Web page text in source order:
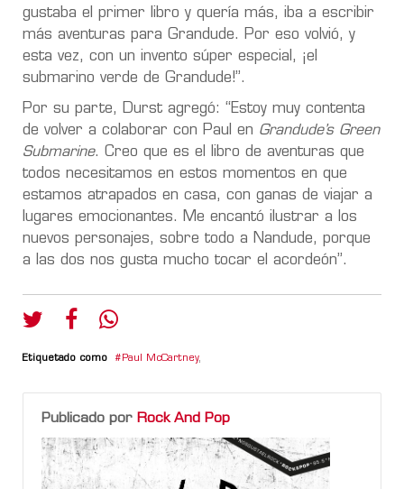
gustaba el primer libro y quería más, iba a escribir
más aventuras para Grandude. Por eso volvió, y
esta vez, con un invento súper especial, ¡el
submarino verde de Grandude!”.
Por su parte, Durst agregó: “Estoy muy contenta
de volver a colaborar con Paul en Grandude’s Green
Submarine. Creo que es el libro de aventuras que
todos necesitamos en estos momentos en que
estamos atrapados en casa, con ganas de viajar a
lugares emocionantes. Me encantó ilustrar a los
nuevos personajes, sobre todo a Nandude, porque
a las dos nos gusta mucho tocar el acordeón”.
Etiquetado como Paul McCartney,
Publicado por Rock And Pop